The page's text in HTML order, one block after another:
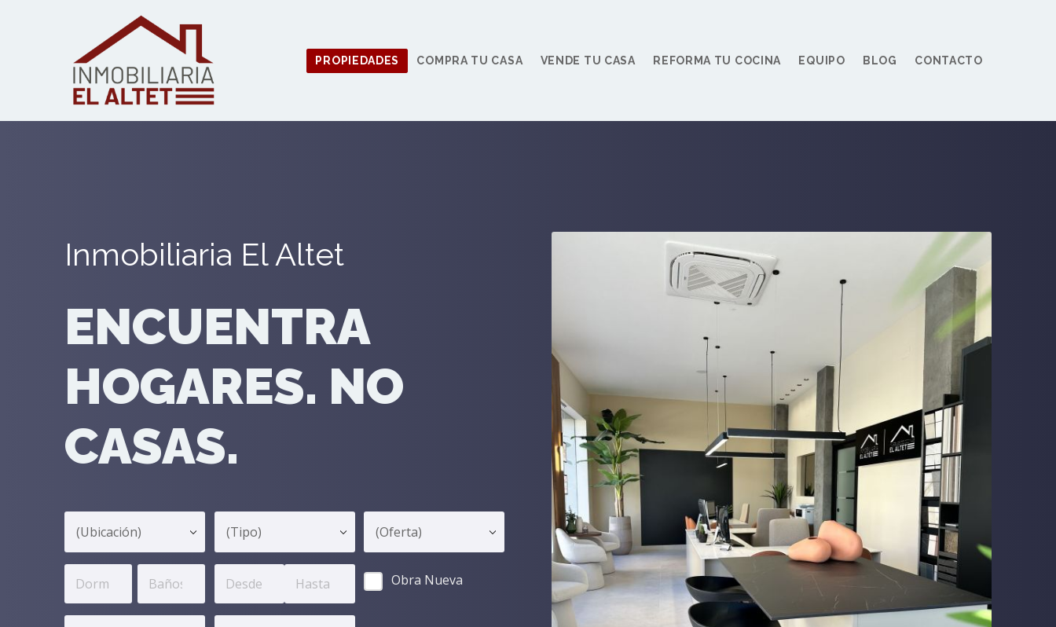
PROPIEDADES COMPRA TU CASA VENDE TU CASA REFORMA TU COCINA EQUIPO BLOG CONTACTO
Inmobiliaria El Altet
ENCUENTRA
HOGARES. NO
CASAS.
Obra Nueva